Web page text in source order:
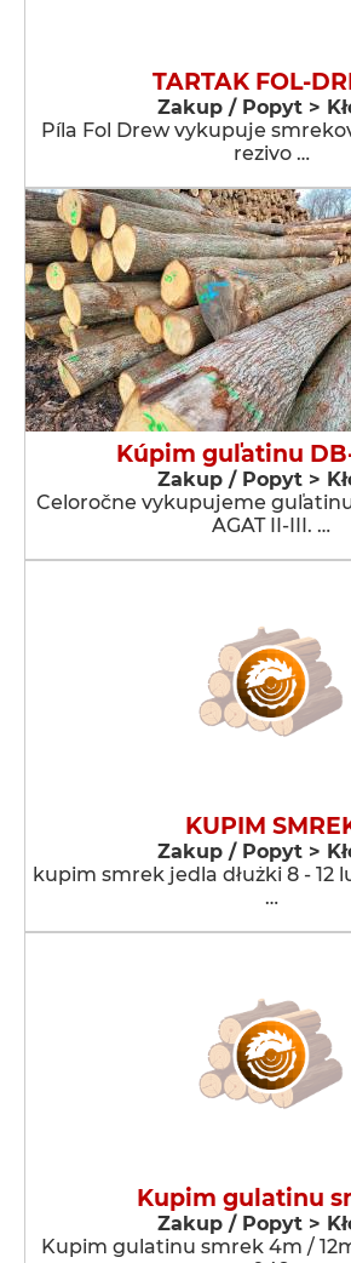
TARTAK FOL-
Zakup / Popyt >
Píla Fol Drew vykupuje
rezivo …
Kúpim guľatinu
Zakup / Popyt >
Celoročne vykupujeme guľatinu
AGAT II-III. …
KUPIM
Zakup / Popyt >
kupim smrek jedla dłużki 8 - 12
…
Kupim gulatinu
Zakup / Popyt >
Kupim gulatinu smrek 4m /